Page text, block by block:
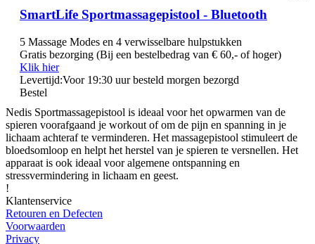
SmartLife Sportmassagepistool - Bluetooth
5 Massage Modes en 4 verwisselbare hulpstukken
Gratis bezorging (Bij een bestelbedrag van € 60,- of hoger)
Klik hier
Levertijd:Voor 19:30 uur besteld morgen bezorgd
Bestel
Nedis Sportmassagepistool is ideaal voor het opwarmen van de
spieren voorafgaand je workout of om de pijn en spanning in je
lichaam achteraf te verminderen. Het massagepistool stimuleert de
bloedsomloop en helpt het herstel van je spieren te versnellen. Het
apparaat is ook ideaal voor algemene ontspanning en
stressvermindering in lichaam en geest.
!
Klantenservice
Retouren en Defecten
Voorwaarden
Privacy